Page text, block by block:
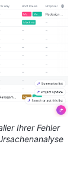
Ihrer Fehler